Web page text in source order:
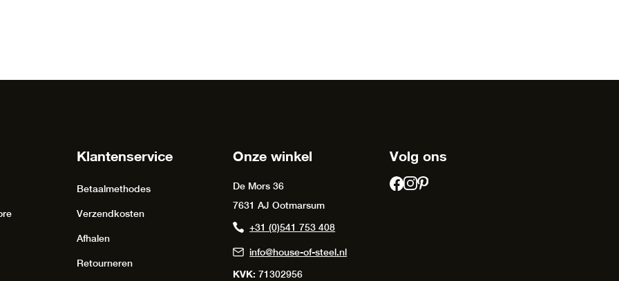
Klantenservice
Betaalmethodes
Verzendkosten
Afhalen
Retourneren
Onze winkel
De Mors 36
7631 AJ Ootmarsum
+31 (0)541 753 408
info@house-of-steel.nl
KVK: 71302956
Volg ons